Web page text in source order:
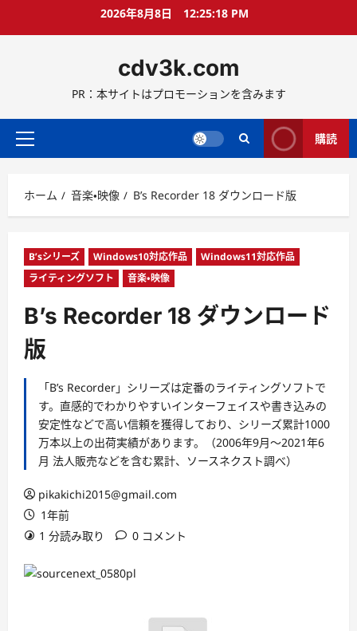
ス
ッ
2026年8月8日 12:25:19 PM
cdv3k.com
PR：本サイトはプロモーションを含みます
メ
メ
ニ
ー
購読
ホーム 音楽・映像 B’s Recorder 18 ダウンロード版
B’sシリーズ Windows10対応作品
Windows11対応作品
ライティングソフト
音楽・映像
B’s Recorder 18 ダウンロード
版
「B’s Recorder」シリーズは定番のライティングソフトで
す。直感的でわかりやすいインターフェイスや書き込みの
安定性などで高い信頼を獲得しており、シリーズ累計1000
万本以上の出荷実績があります。（2006年9月〜2021年6
月 法人販売などを含む累計、ソースネクスト調べ）
pikakichi2015@gmail.com
1年前
1 分読み取り
0 コメント